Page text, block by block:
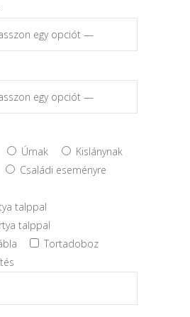
Úrnak
Kislánynak
Családi eseményre
talppal
talppal
Tortadoboz